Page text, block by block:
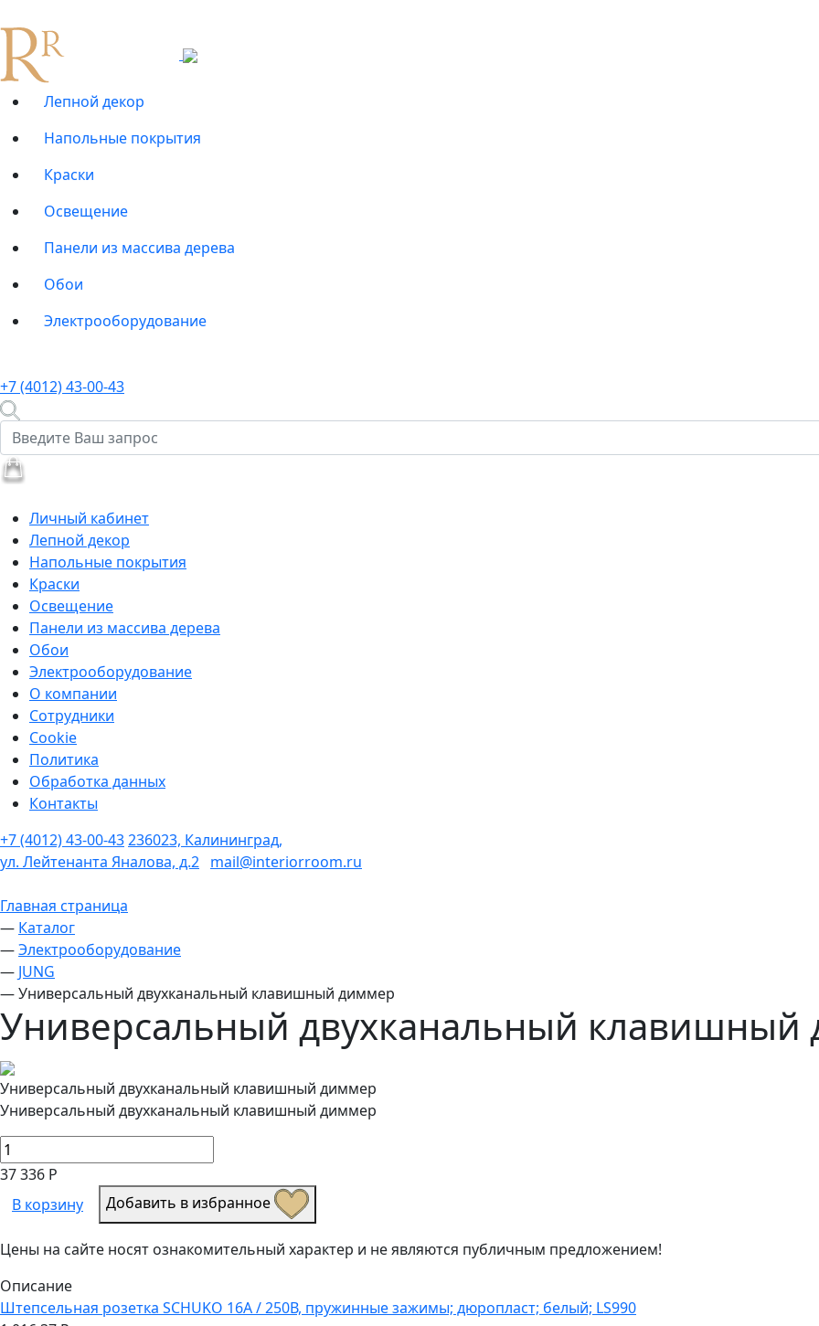
Лепной декор
Напольные покрытия
Краски
Освещение
Панели из массива дерева
Обои
Электрооборудование
+7 (4012) 43-00-43
Личный кабинет
Лепной декор
Напольные покрытия
Краски
Освещение
Панели из массива дерева
Обои
Электрооборудование
О компании
Сотрудники
Cookie
Политика
Обработка данных
Контакты
+7 (4012) 43-00-43236023, Калининград,
ул. Лейтенанта Яналова, д.2 mail@interiorroom.ru
Главная страница
— Каталог
—Электрооборудование
— JUNG
—Универсальный двухканальный клавишный диммер
Универсальный двухканальный клавишный
Универсальный двухканальный клавишный диммер
Универсальный двухканальный клавишный диммер
37 336 Р
В корзину
Добавить в избранное
Цены на сайте носят ознакомительный характер и не являются публичным предложением!
Описание
Штепсельная розетка SCHUKO 16А / 250В, пружинные зажимы; дюропласт; белый; LS990